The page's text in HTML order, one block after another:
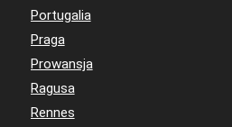
Portugalia
Praga
Prowansja
Ragusa
Rennes